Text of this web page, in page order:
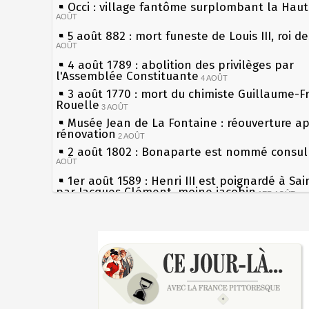
Occi : village fantôme surplombant la
AOÛT
5 août 882 : mort funeste de Louis III, roi
AOÛT
4 août 1789 : abolition des privilèges par
l'Assemblée Constituante 4 AOÛT
3 août 1770 : mort du chimiste Guillaume-
Rouelle 3 AOÛT
Musée Jean de La Fontaine : réouverture
rénovation 2 AOÛT
2 août 1802 : Bonaparte est nommé
AOÛT
1er août 1589 : Henri III est poignardé à
par Jacques Clément, moine jacobin 1ER AOÛT
Chocolat Poulain 30 JUILLET
29 juillet 1881 : loi sur la liberté de la
28 juillet 1794 : supplice de Robespierre
partie de ses complices 28 JUILLET
les siècles
27 mai 1610 : supplice de François
du roi Henri IV
Pierre qui roule n'amasse pas mousse
Qui aime bien châtie bien